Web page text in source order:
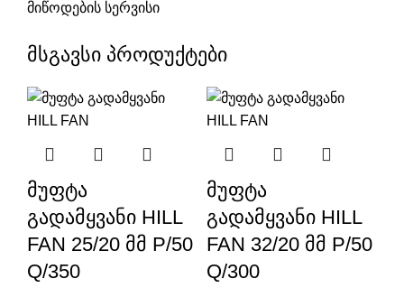
მიწოდების სერვისი
მსგავსი პროდუქტები
მუფტა
გადამყვანი HILL
FAN 25/20 მმ P/50
Q/350
მუფტა
გადამყვანი HILL
FAN 32/20 მმ P/50
Q/300